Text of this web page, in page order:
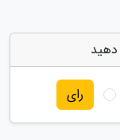
دهید
رای